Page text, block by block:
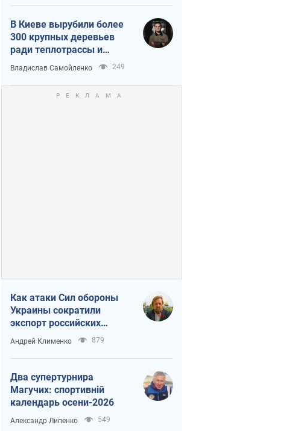
В Киеве вырубили более
300 крупных деревьев
ради теплотрассы и
вопреки Генплану
Владислав Самойленко 249
Как атаки Сил обороны
Украины сократили
экспорт российских
нефтепродуктов
Андрей Клименко 879
Два супертурнира
Магучих: спортивній
календарь осени-2026
Александр Липенко 549